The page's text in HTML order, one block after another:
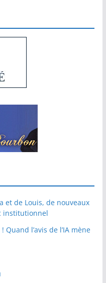
et de Louis, de nouveaux
institutionnel
Quand l’avis de l’IA mène